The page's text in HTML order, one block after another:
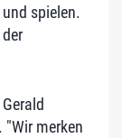
spielen.
"Wir merken